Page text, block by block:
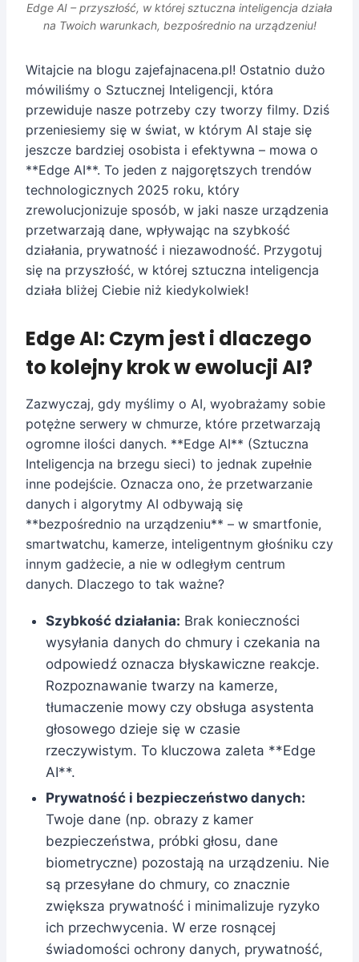
Edge AI – przyszłość, w której sztuczna inteligencja działa
na Twoich warunkach, bezpośrednio na urządzeniu!
Witajcie na blogu zajefajnacena.pl! Ostatnio dużo
mówiliśmy o Sztucznej Inteligencji, która
przewiduje nasze potrzeby czy tworzy filmy. Dziś
przeniesiemy się w świat, w którym AI staje się
jeszcze bardziej osobista i efektywna – mowa o
**Edge AI**. To jeden z najgorętszych trendów
technologicznych 2025 roku, który
zrewolucjonizuje sposób, w jaki nasze urządzenia
przetwarzają dane, wpływając na szybkość
działania, prywatność i niezawodność. Przygotuj
się na przyszłość, w której sztuczna inteligencja
działa bliżej Ciebie niż kiedykolwiek!
Edge AI: Czym jest i dlaczego
to kolejny krok w ewolucji AI?
Zazwyczaj, gdy myślimy o AI, wyobrażamy sobie
potężne serwery w chmurze, które przetwarzają
ogromne ilości danych. **Edge AI** (Sztuczna
Inteligencja na brzegu sieci) to jednak zupełnie
inne podejście. Oznacza ono, że przetwarzanie
danych i algorytmy AI odbywają się
**bezpośrednio na urządzeniu** – w smartfonie,
smartwatchu, kamerze, inteligentnym głośniku czy
innym gadżecie, a nie w odległym centrum
danych. Dlaczego to tak ważne?
Szybkość działania: Brak konieczności
wysyłania danych do chmury i czekania na
odpowiedź oznacza błyskawiczne reakcje.
Rozpoznawanie twarzy na kamerze,
tłumaczenie mowy czy obsługa asystenta
głosowego dzieje się w czasie
rzeczywistym. To kluczowa zaleta **Edge
AI**.
Prywatność i bezpieczeństwo danych:
Twoje dane (np. obrazy z kamer
bezpieczeństwa, próbki głosu, dane
biometryczne) pozostają na urządzeniu. Nie
są przesyłane do chmury, co znacznie
zwiększa prywatność i minimalizuje ryzyko
ich przechwycenia. W erze rosnącej
świadomości ochrony danych, prywatność,